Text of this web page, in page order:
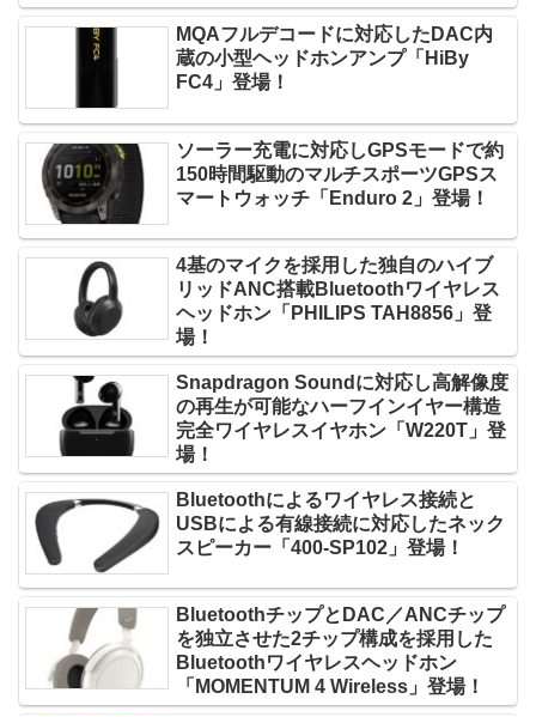
MQAフルデコードに対応したDAC内
蔵の小型ヘッドホンアンプ「HiBy
FC4」登場！
ソーラー充電に対応しGPSモードで約
150時間駆動のマルチスポーツGPSス
マートウォッチ「Enduro 2」登場！
4基のマイクを採用した独自のハイブ
リッドANC搭載Bluetoothワイヤレス
ヘッドホン「PHILIPS TAH8856」登
場！
Snapdragon Soundに対応し高解像度
の再生が可能なハーフインイヤー構造
完全ワイヤレスイヤホン「W220T」登
場！
Bluetoothによるワイヤレス接続と
USBによる有線接続に対応したネック
スピーカー「400-SP102」登場！
BluetoothチップとDAC／ANCチップ
を独立させた2チップ構成を採用した
Bluetoothワイヤレスヘッドホン
「MOMENTUM 4 Wireless」登場！